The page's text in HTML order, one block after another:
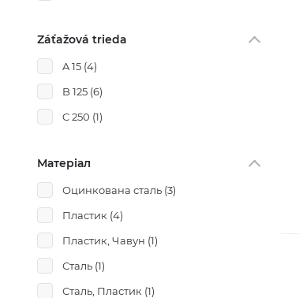
Záťažová trieda
A 15 (4)
B 125 (6)
C 250 (1)
Матеріал
Оцинкована сталь (3)
Пластик (4)
Пластик, Чавун (1)
Сталь (1)
Сталь, Пластик (1)